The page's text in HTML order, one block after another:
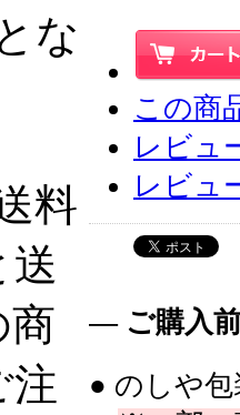
この商
レビュ
レビュ
― ご購入
● のしや
な
料
送
商
注